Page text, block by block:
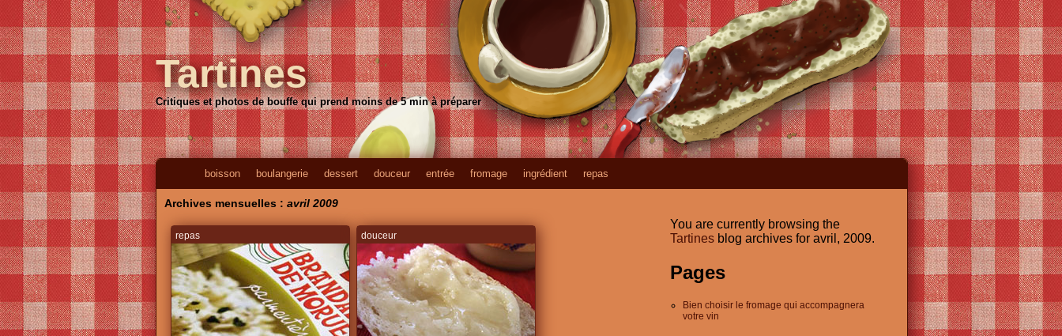
Tartines
Critiques et photos de bouffe qui prend moins de 5 min à préparer
boisson boulangerie dessert douceur entrée fromage ingrédient repas
Archives mensuelles : avril 2009
repas douceur
You are currently browsing the
Tartines blog archives for avril, 2009.
Pages
Bien choisir le fromage qui accompagnera
votre vin